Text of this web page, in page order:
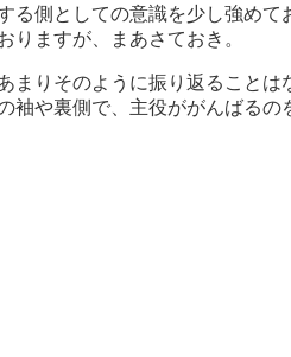
側としての意識を少し強め
ますが、まあさておき。
りそのように振り返ること
や裏側で、主役ががんばるの